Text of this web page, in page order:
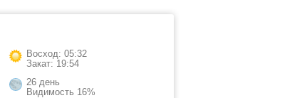
Восход: 05:32
Закат: 19:54
26 день
Видимость 16%